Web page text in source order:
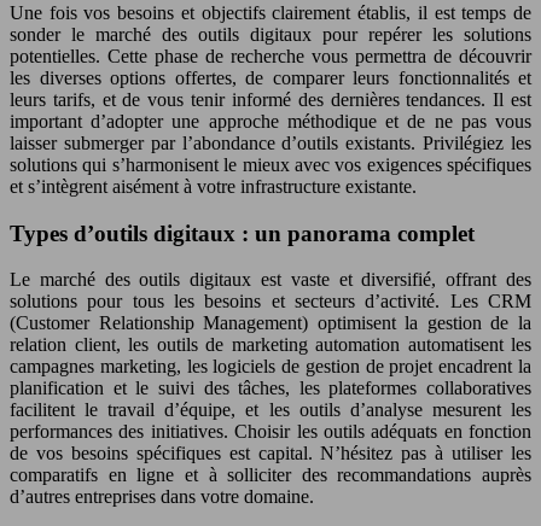
Une fois vos besoins et objectifs clairement établis, il est temps de
sonder le marché des outils digitaux pour repérer les solutions
potentielles. Cette phase de recherche vous permettra de découvrir
les diverses options offertes, de comparer leurs fonctionnalités et
leurs tarifs, et de vous tenir informé des dernières tendances. Il est
important d’adopter une approche méthodique et de ne pas vous
laisser submerger par l’abondance d’outils existants. Privilégiez les
solutions qui s’harmonisent le mieux avec vos exigences spécifiques
et s’intègrent aisément à votre infrastructure existante.
Types d’outils digitaux : un panorama complet
Le marché des outils digitaux est vaste et diversifié, offrant des
solutions pour tous les besoins et secteurs d’activité. Les CRM
(Customer Relationship Management) optimisent la gestion de la
relation client, les outils de marketing automation automatisent les
campagnes marketing, les logiciels de gestion de projet encadrent la
planification et le suivi des tâches, les plateformes collaboratives
facilitent le travail d’équipe, et les outils d’analyse mesurent les
performances des initiatives. Choisir les outils adéquats en fonction
de vos besoins spécifiques est capital. N’hésitez pas à utiliser les
comparatifs en ligne et à solliciter des recommandations auprès
d’autres entreprises dans votre domaine.